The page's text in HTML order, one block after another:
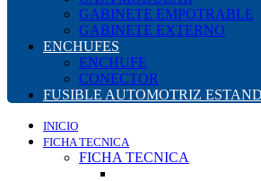
GABINETE EMPOTRABLE
GABINETE EXTERNO
ENCHUFES
ENCHUFE
CONECTOR
FUSIBLE AUTOMOTRIZ
INICIO
FICHA TECNICA
FICHA TECNICA